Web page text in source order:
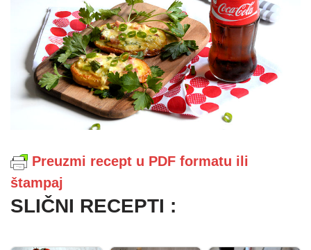
Preuzmi recept u PDF formatu ili
štampaj
SLIČNI RECEPTI :